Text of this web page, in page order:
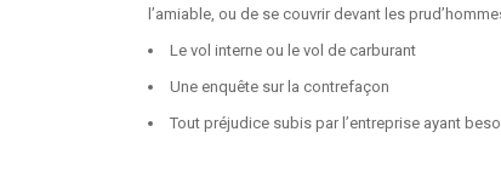
l’amiable, ou de se couvrir devant les
Le vol interne ou le vol de carburant
Une enquête sur la contrefaçon
Tout préjudice subis par l’entreprise ayant